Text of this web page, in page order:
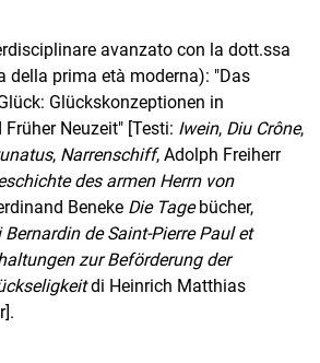
avanzato con la dott.ssa
della prima età moderna): "Das
Glückskonzeptionen in
Neu­zeit" [Testi: Iwein, Diu Crône,
, Narrenschiff, Adolph Freiherr
des armen Herrn von
Beneke Die Tage­bücher,
de Saint-Pierre Paul et
zur Beförderung der
di Heinrich Matthias